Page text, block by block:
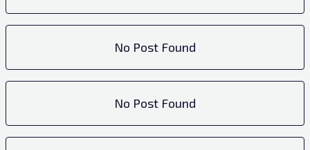
No Post Found
No Post Found